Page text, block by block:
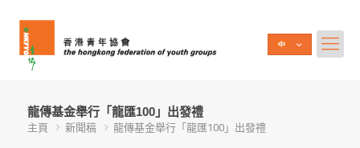
龍傳基金舉行「龍匯100」出發禮
主頁 新聞稿 龍傳基金舉行「龍匯100」出發禮